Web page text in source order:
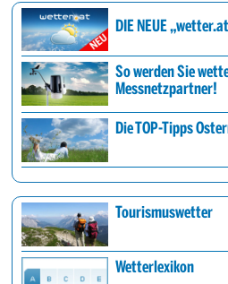
DIE NEUE
So werden Sie
Messnetzpartner!
Die TOP-Tipps
Tourismuswetter
Wetterlexikon